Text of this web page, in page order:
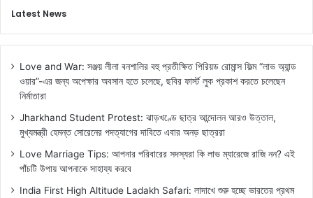
Latest News
Love and War: সঞ্জয় লীলা বনশালির বহু প্রতীক্ষিত পিরিয়ড রোমান্স ফিল্ম “লাভ অ্যান্ড
ওয়ার”-এর জন্য অপেক্ষার অবসান হতে চলেছে, ছবির ফার্স্ট লুক প্রকাশ করতে চলেছেন
নির্মাতারা
Jharkhand Student Protest: ঝাড়খণ্ডে ছাত্র আন্দোলন আরও উত্তাল,
মুখ্যমন্ত্রী হেমন্ত সোরেনের পদত্যাগের দাবিতে এবার অনড় ছাত্ররা
Love Marriage Tips: আপনার পরিবারের সদস্যরা কি লাভ ম্যারেজে রাজি নন? এই
পাঁচটি উপায় আপনাকে সাহায্য করবে
India First High Altitude Ladakh Safari: লাদাখে শুরু হচ্ছে ভারতের প্রথম